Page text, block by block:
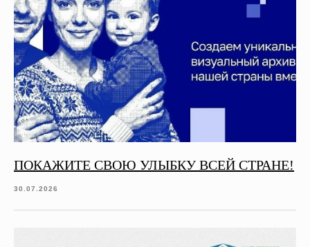
ПОКАЖИТЕ СВОЮ УЛЫБКУ ВСЕЙ СТРАНЕ!
30.07.2026